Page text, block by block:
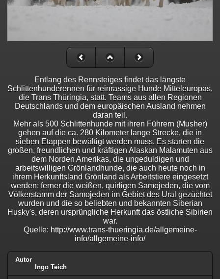
Entlang des Rennsteiges findet das längste
Schlittenhunderennen für reinrassige Hunde Mitteleuropas,
die Trans Thüringia, statt. Teams aus allen Regionen
Deutschlands und dem europäischen Ausland nehmen
daran teil.
Mehr als 500 Schlittenhunde mit ihren Führern (Musher)
gehen auf die ca. 280 Kilometer lange Strecke, die in
sieben Etappen bewältigt werden muss. Es starten die
großen, freundlichen und kräftigen Alaskan Malamuten aus
dem Norden Amerikas, die ungeduldigen und
arbeitswilligen Grönlandhunde, die auch heute noch in
ihrem Herkunftsland Grönland als Arbeitstiere eingesetzt
werden; ferner die weißen, quirligen Samojeden, die vom
Völkerstamm der Samojeden im Gebiet des Ural gezüchtet
wurden und die so beliebten und bekannten Siberian
Husky's, deren ursprüngliche Herkunft das östliche Sibirien
war.
Quelle: http://www.trans-thueringia.de/allgemeine-
info/allgemeine-info/
Autor
Ingo Teich